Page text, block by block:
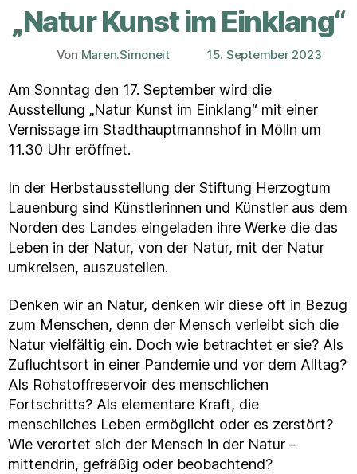
„Natur Kunst im Einklang“
Beitragsautor
Von Maren.Simoneit Veröffentlichungsdatum
15. September 2023
Am Sonntag den 17. September wird die
Ausstellung „Natur Kunst im Einklang“ mit einer
Vernissage im Stadthauptmannshof in Mölln um
11.30 Uhr eröffnet.
In der Herbstausstellung der Stiftung Herzogtum
Lauenburg sind Künstlerinnen und Künstler aus dem
Norden des Landes eingeladen ihre Werke die das
Leben in der Natur, von der Natur, mit der Natur
umkreisen, auszustellen.
Denken wir an Natur, denken wir diese oft in Bezug
zum Menschen, denn der Mensch verleibt sich die
Natur vielfältig ein. Doch wie betrachtet er sie? Als
Zufluchtsort in einer Pandemie und vor dem Alltag?
Als Rohstoffreservoir des menschlichen
Fortschritts? Als elementare Kraft, die
menschliches Leben ermöglicht oder es zerstört?
Wie verortet sich der Mensch in der Natur –
mittendrin, gefräßig oder beobachtend?